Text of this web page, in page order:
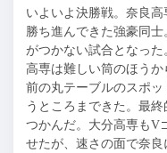
いよいよ決勝戦。奈良
勝ち進んできた強豪同
がつかない試合となっ
高専は難しい筒のほう
前の丸テーブルのスポ
うところまできた。最
つかんだ。大分高専もV
せたが、速さの面で奈